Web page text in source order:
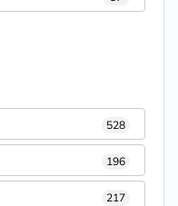
528
196
217